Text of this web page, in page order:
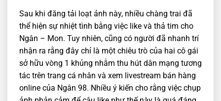
Sau khi đăng tải loạt ảnh này, nhiều chàng trai đã
thể hiện sự nhiệt tình bằng việc like và thả tim cho
Ngân – Mon. Tuy nhiên, cũng có người đã nhanh trí
nhận ra rằng đây chỉ là một chiêu trò của hai cô gái
sở hữu vòng 1 khủng nhằm thu hút dân mạng tương
tác trên trang cá nhân và xem livestream bán hàng
online của Ngân 98. Nhiều ý kiến cho rằng việc chụp